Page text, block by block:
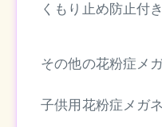
くもり止め防止付き
その他の花粉症メ
子供用花粉症メガ